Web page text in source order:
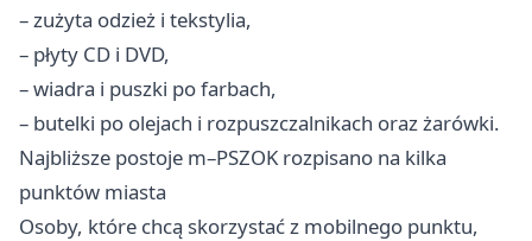
– zużyta odzież i tekstylia,
– płyty CD i DVD,
– wiadra i puszki po farbach,
– butelki po olejach i rozpuszczalnikach oraz żarówki.
Najbliższe postoje m–PSZOK rozpisano na kilka
punktów miasta
Osoby, które chcą skorzystać z mobilnego punktu,